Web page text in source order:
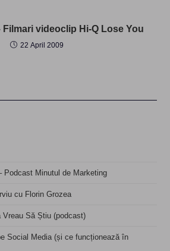
Filmari videoclip Hi-Q Lose You
22 April 2009
Podcast Minutul de Marketing
cu Florin Grozea
Să Știu (podcast)
Social Media (și ce funcționează în